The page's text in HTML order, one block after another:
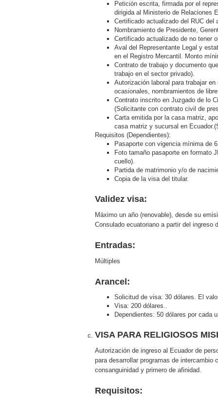
Petición escrita, firmada por el
dirigida al Ministerio de Relaciones
Certificado actualizado del RUC del
Nombramiento de Presidente,
Certificado actualizado de no tener
Aval del Representante Legal y
en el Registro Mercantil. Monto
Contrato de trabajo y documento
trabajo en el sector privado).
Autorización laboral para trabajar
ocasionales, nombramientos de
Contrato inscrito en Juzgado de lo
(Solicitante con contrato civil de
Carta emitida por la casa matriz,
casa matriz y sucursal en
Requisitos (Dependientes):
Pasaporte con vigencia mínima de
Foto tamaño pasaporte en formato
cuello).
Partida de matrimonio y/o de
Copia de la visa del titular.
Validez visa:
Máximo un año (renovable), desde su
Consulado ecuatoriano a partir del ingreso
Entradas:
Múltiples
Arancel:
Solicitud de visa: 30 dólares. El
Visa: 200 dólares..
Dependientes: 50 dólares por cada
VISA PARA RELIGIOSOS
Autorización de ingreso al Ecuador de
para desarrollar programas de
consanguinidad y primero de afinidad.
Requisitos: